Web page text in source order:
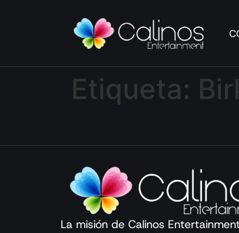
Etiqueta:
La misión de Calinos